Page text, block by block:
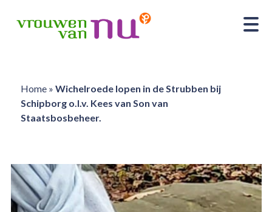
Home» Wichelroede lopen in de Strubben bij
Schipborg o.l.v. Kees van Son van
Staatsbosbeheer.